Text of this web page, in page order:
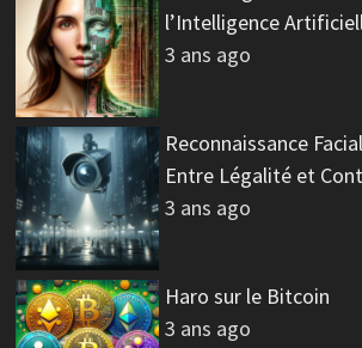
l’Intelligence
3 ans ago
Reconnaissance
Entre Légalité et
3 ans ago
Haro sur le Bitcoin
3 ans ago